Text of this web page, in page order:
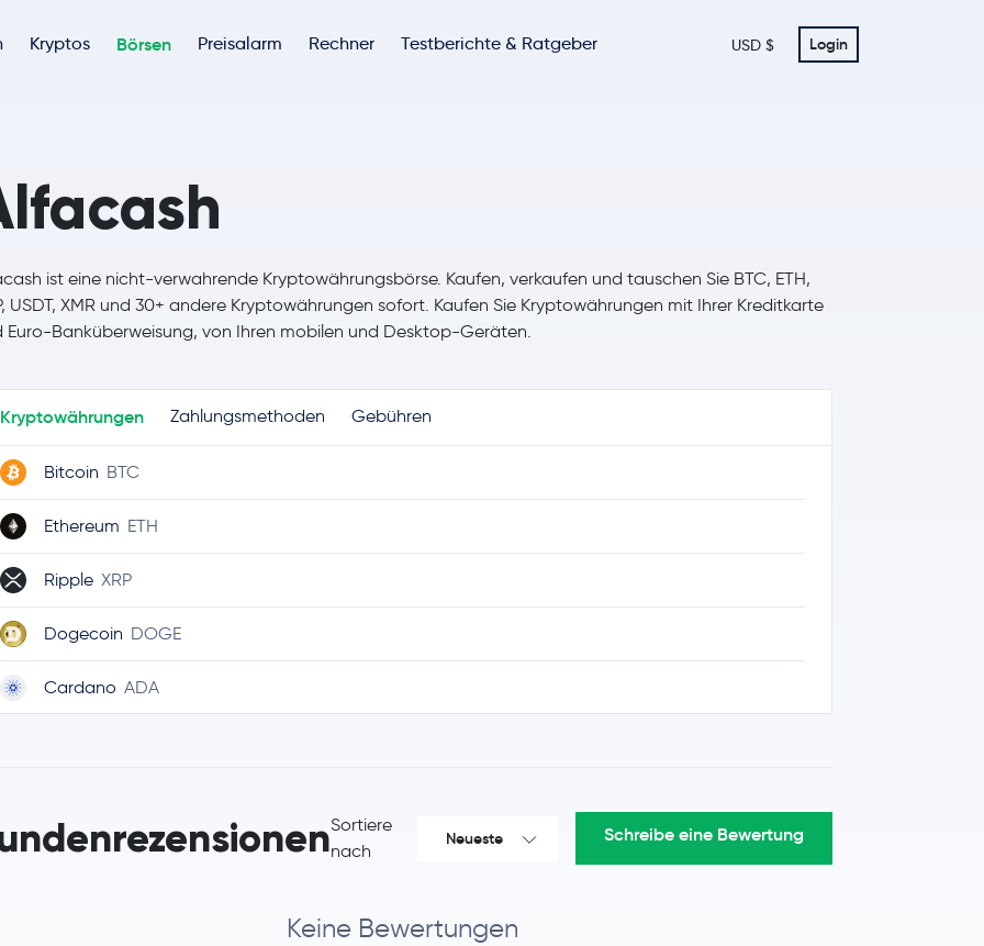
Kryptos Börsen Preisalarm Rechner Testberichte & Ratgeber USD $ Login
ist eine nicht-verwahrende Kryptowährungsbörse. Kaufen, verkaufen und tauschen Sie BTC, ETH,
USDT, XMR und 30+ andere Kryptowährungen sofort. Kaufen Sie Kryptowährungen mit Ihrer Kreditkarte
Euro-Banküberweisung, von Ihren mobilen und Desktop-Geräten.
Kryptowährungen Zahlungsmethoden Gebühren
Bitcoin BTC
Ethereum ETH
Ripple XRP
Dogecoin DOGE
Cardano ADA
Stellar LumensXLM
Sortiere
nach
Neueste Schreibe eine Bewertung
Keine Bewertungen